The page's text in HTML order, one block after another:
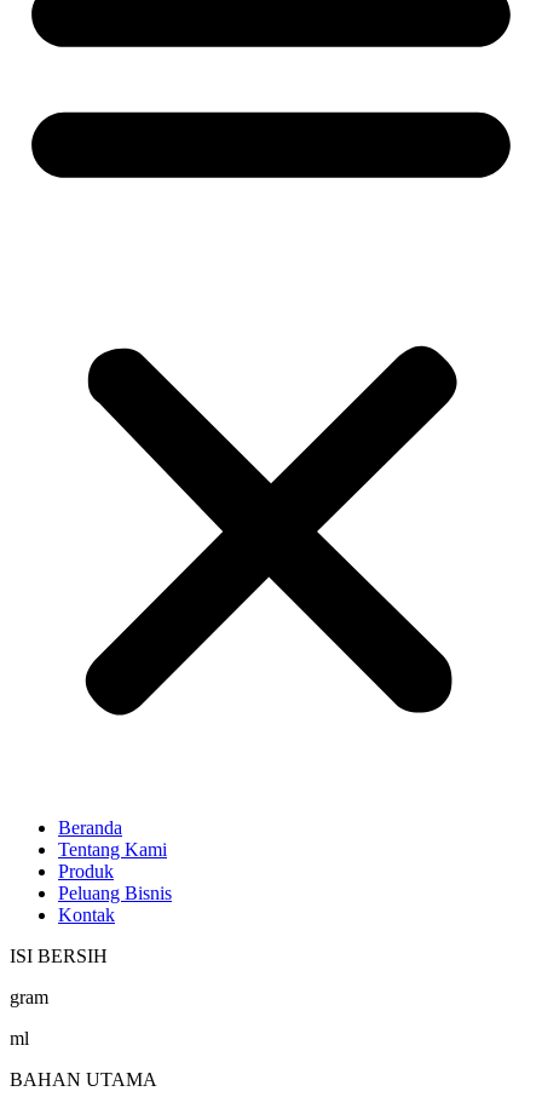
Beranda
Tentang Kami
Produk
Peluang Bisnis
Kontak
ISI BERSIH
gram
ml
BAHAN UTAMA